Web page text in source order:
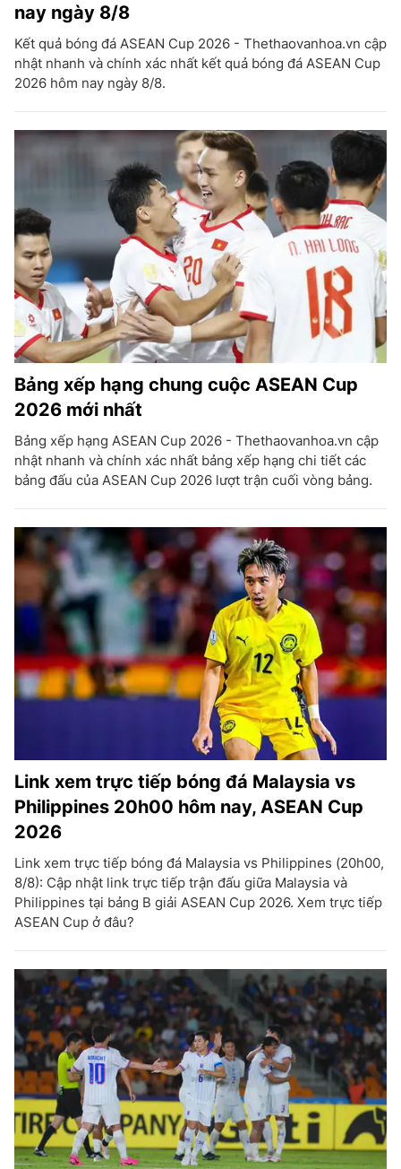
nay ngày 8/8
Kết quả bóng đá ASEAN Cup 2026 - Thethaovanhoa.vn cập
nhật nhanh và chính xác nhất kết quả bóng đá ASEAN Cup
2026 hôm nay ngày 8/8.
Bảng xếp hạng chung cuộc ASEAN Cup
2026 mới nhất
Bảng xếp hạng ASEAN Cup 2026 - Thethaovanhoa.vn cập
nhật nhanh và chính xác nhất bảng xếp hạng chi tiết các
bảng đấu của ASEAN Cup 2026 lượt trận cuối vòng bảng.
Link xem trực tiếp bóng đá Malaysia vs
Philippines 20h00 hôm nay, ASEAN Cup
2026
Link xem trực tiếp bóng đá Malaysia vs Philippines (20h00,
8/8): Cập nhật link trực tiếp trận đấu giữa Malaysia và
Philippines tại bảng B giải ASEAN Cup 2026. Xem trực tiếp
ASEAN Cup ở đâu?